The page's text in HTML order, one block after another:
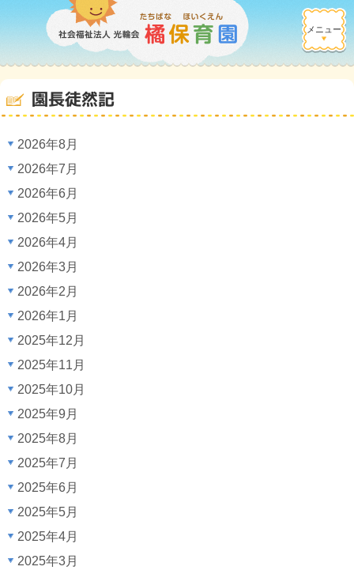
メニュー
園長徒然記
2026年8月
2026年7月
2026年6月
2026年5月
2026年4月
2026年3月
2026年2月
2026年1月
2025年12月
2025年11月
2025年10月
2025年9月
2025年8月
2025年7月
2025年6月
2025年5月
2025年4月
2025年3月